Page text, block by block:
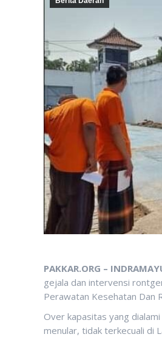
PAKKAR.ORG –
gejala dan intervensi
Perawatan Kesehatan Dan
Over kapasitas yang
menular, tidak terkecuali di